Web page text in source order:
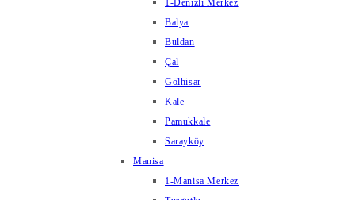
1-Denizli Merkez
Balya
Buldan
Çal
Gölhisar
Kale
Pamukkale
Sarayköy
Manisa
1-Manisa Merkez